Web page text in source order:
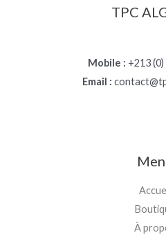
TPC
Mobile : +213
Email :
À